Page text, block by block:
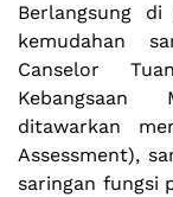
Berlangsung
kemudahan
Canselor
Kebangsaan
ditawarkan
Assessment),
saringan fungsi